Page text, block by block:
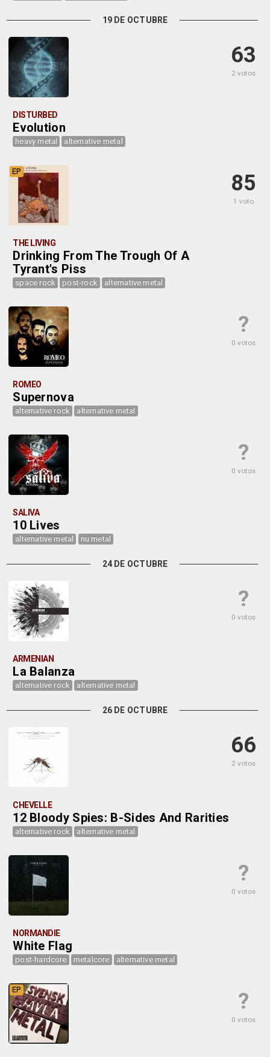
19 DE OCTUBRE
63
2 votos
DISTURBED
Evolution
heavy metal alternative metal
85
1 voto
EP
THE LIVING
Drinking From The Trough Of A
Tyrant's Piss
space rock post-rock alternative metal
?
0 votos
ROMEO
Supernova
alternative rock alternative metal
?
0 votos
SALIVA
10 Lives
alternative metal nu metal
24 DE OCTUBRE
?
0 votos
ARMENIAN
La Balanza
alternative rock alternative metal
26 DE OCTUBRE
66
2 votos
CHEVELLE
12 Bloody Spies: B-Sides And Rarities
alternative rock alternative metal
?
0 votos
NORMANDIE
White Flag
post-hardcore metalcore alternative metal
?
0 votos
EP